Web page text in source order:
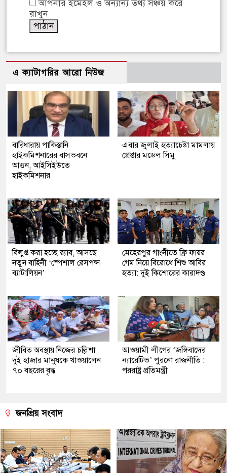
আপনার ইমেইল ও অন্যান্য তথ্য সঞ্চয় করে
রাখুন
এ ক্যাটাগরির আরো নিউজ
বারিধারায় পাকিস্তানি
হাইকমিশনারের বাসভবনে
আগুন, আইসিইউতে
হাইকমিশনার
এবার জুলাই হত্যাচেষ্টা মামলায়
গ্রেপ্তার মডেল সিমু
বিলুপ্ত করা হচ্ছে র‍্যাব, আসছে
নতুন বাহিনী ‘স্পেশাল রেসপন্স
ব্যাটালিয়ন’
মেহেরপুর গাংনীতে ফ্রি ফায়র
গেম নিয়ে বিরোধে শিশু আবির
হত্যা: দুই কিশোরের কারাদণ্ড
জীবিত অবস্থায় নিজের চল্লিশা
দুই হাজার মানুষকে খাওয়ালেন
৭০ বছরের বৃদ্ধ
আওয়ামী লীগের ‘জঙ্গিবাদের
ন্যারেটিভ’ পুরনো রাজনীতি :
পররাষ্ট্র প্রতিমন্ত্রী
জনপ্রিয় সংবাদ